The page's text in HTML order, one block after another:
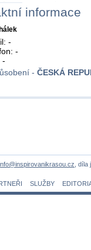
informace
-
-
-
- ČESKÁ
,
SLUŽBY